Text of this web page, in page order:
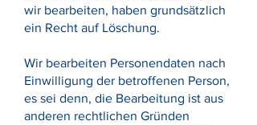
wir bearbeiten, haben grundsätzlich
ein Recht auf Löschung.
Wir bearbeiten Personendaten nach
Einwilligung der betroffenen Person,
es sei denn, die Bearbeitung ist aus
anderen rechtlichen Gründen